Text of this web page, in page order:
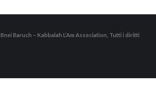
Bnei Baruch – Kabbalah L’Am Association, Tutti i diritti